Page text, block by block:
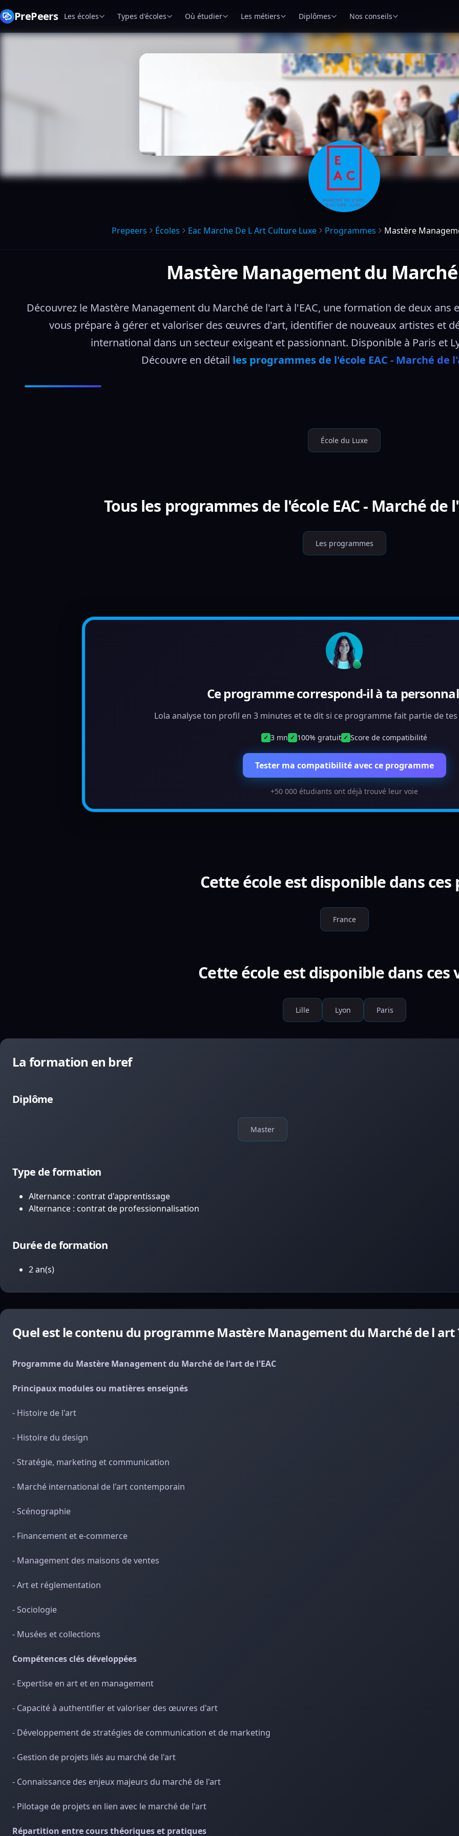
PrePeers Les écoles Types d'écoles Où étudier Les métiers Diplômes Nos conseils
Prepeers Écoles Eac Marche De L Art Culture Luxe Programmes Mastère
Mastère Management du
Découvrez le Mastère Management du Marché de l'art à l'EAC, une formation de deux ans
vous prépare à gérer et valoriser des œuvres d'art, identifier de nouveaux artistes et
international dans un secteur exigeant et passionnant. Disponible à Paris et
Découvre en détail les programmes de l'école EAC - Marché de
École du Luxe
Tous les programmes de l'école EAC - Marché
Les programmes
Ce programme correspond-il à ta
Lola analyse ton profil en 3 minutes et te dit si ce programme fait partie de
✓ 3 mn ✓ 100% gratuit ✓ Score de compatibilité
Tester ma compatibilité avec ce programme
+50 000 étudiants ont déjà trouvé leur voie
Cette école est disponible dans ces
France
Cette école est disponible dans ces
Lille Lyon Paris
La formation en bref
Diplôme
Master
Type de formation
Alternance : contrat d'apprentissage
Alternance : contrat de professionnalisation
Durée de formation
2 an(s)
Quel est le contenu du programme Mastère Management du Marché de l art
Programme du Mastère Management du Marché de l'art de l'EAC
Principaux modules ou matières enseignés
- Histoire de l'art
- Histoire du design
- Stratégie, marketing et communication
- Marché international de l'art contemporain
- Scénographie
- Financement et e-commerce
- Management des maisons de ventes
- Art et réglementation
- Sociologie
- Musées et collections
Compétences clés développées
- Expertise en art et en management
- Capacité à authentifier et valoriser des œuvres d'art
- Développement de stratégies de communication et de marketing
- Gestion de projets liés au marché de l'art
- Connaissance des enjeux majeurs du marché de l'art
- Pilotage de projets en lien avec le marché de l'art
Répartition entre cours théoriques et pratiques